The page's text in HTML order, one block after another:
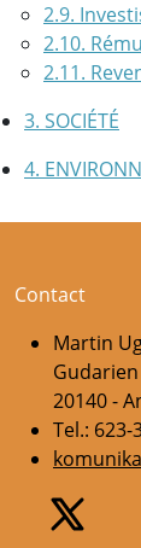
2.9.
2.10.
2.11.
3. SOCIÉTÉ
4.
Contact
Martin
20140 -
Tel.: 623-